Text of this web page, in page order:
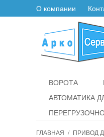
О компании
ВОРОТА
АВТОМАТИКА
ГЛАВНАЯ / ПРИВОД